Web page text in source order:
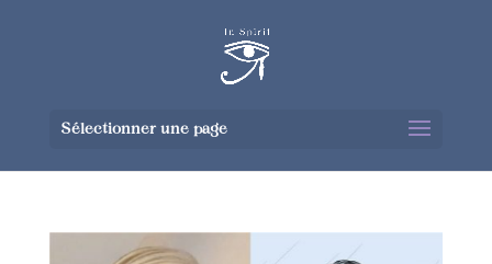
Sélectionner une page